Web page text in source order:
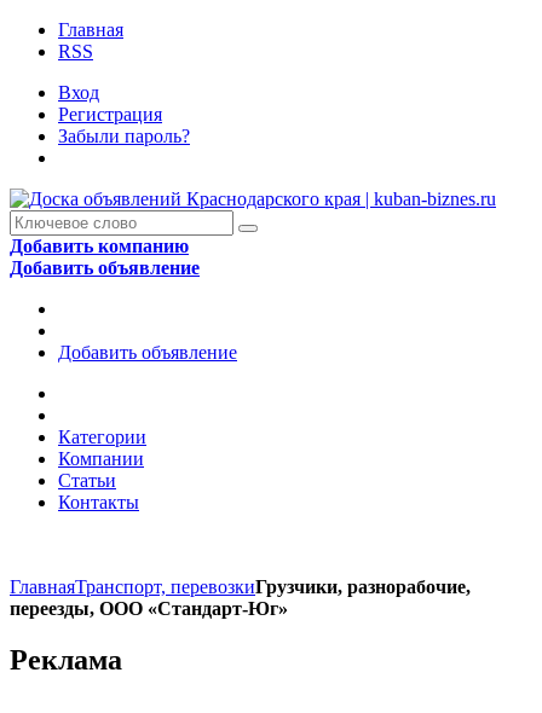
Главная
RSS
Вход
Регистрация
Забыли пароль?
Добавить компанию
Добавить объявление
Добавить объявление
Категории
Компании
Статьи
Контакты
ГлавнаяТранспорт, перевозкиГрузчики, разнорабочие,
переезды, ООО «Стандарт-Юг»
Реклама